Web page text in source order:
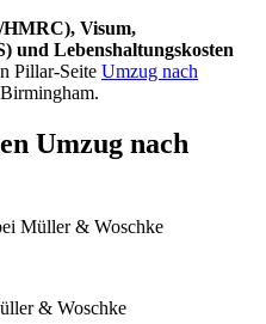
Visum,
und Lebenshaltungskosten
Pillar-Seite Umzug nach
Umzug nach
& Woschke